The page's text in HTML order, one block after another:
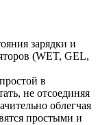
зарядки и
(WET, GEL,
в
не отсоединяя
облегчая
простыми и